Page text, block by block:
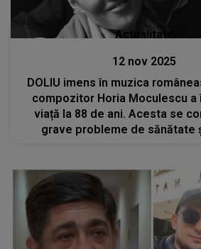
Actualitate
12 nov 2025
DOLIU imens în muzica
compozitor Horia Moculescu a
viață la 88 de ani. Acesta se
grave probleme de sănătate